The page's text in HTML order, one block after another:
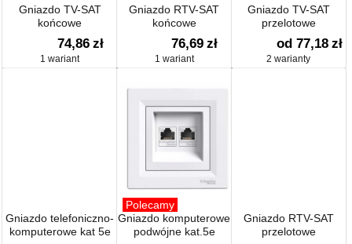
Gniazdo TV-SAT
końcowe
74,86 zł
1 wariant
Gniazdo RTV-SAT
końcowe
76,69 zł
1 wariant
Gniazdo TV-SAT
przelotowe
od 77,18 zł
2 warianty
Gniazdo telefoniczno-
komputerowe kat 5e
Polecamy
Gniazdo komputerowe
podwójne kat.5e
Gniazdo RTV-SAT
przelotowe